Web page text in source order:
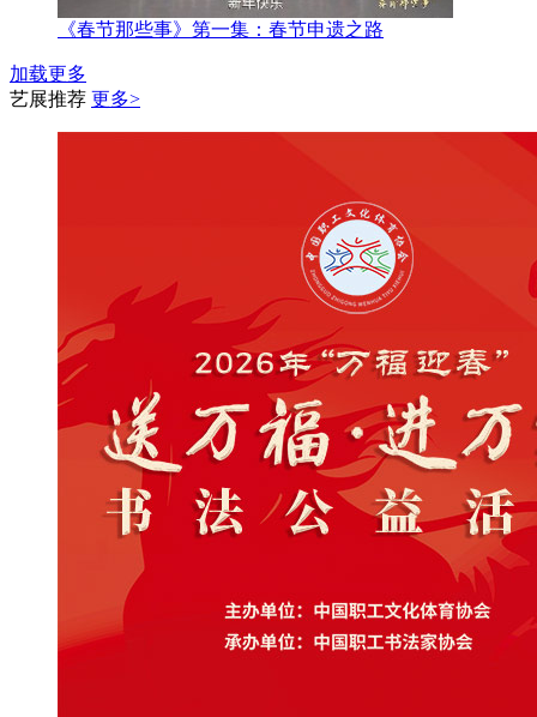
《春节那些事》第一集：春节申遗之路
加载更多
艺展推荐 更多>